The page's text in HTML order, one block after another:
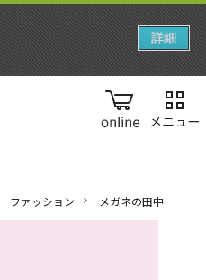
online
ファッション メガネの田中
詳細